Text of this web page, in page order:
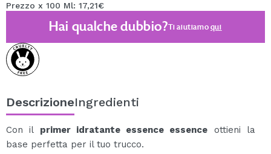
Prezzo x 100 Ml: 17,21€
Hai qualche dubbio?Ti aiutiamoqui
DescrizioneIngredienti
Con il primer idratante essence essence ottieni la
base perfetta per il tuo trucco.